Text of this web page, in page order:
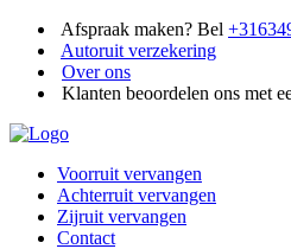
Afspraak maken? Bel
Autoruit verzekering
Over ons
Klanten beoordelen ons met
Voorruit vervangen
Achterruit vervangen
Zijruit vervangen
Contact